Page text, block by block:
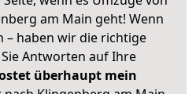
am Main geht! Wenn
– haben wir die richtige
Antworten auf Ihre
überhaupt mein